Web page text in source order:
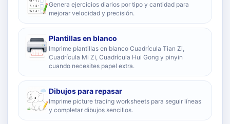
Genera ejercicios diarios por tipo y cantidad para
mejorar velocidad y precisión.
Plantillas en blanco
Imprime plantillas en blanco Cuadrícula Tian Zi,
Cuadrícula Mi Zi, Cuadrícula Hui Gong y pinyin
cuando necesites papel extra.
Dibujos para repasar
Imprime picture tracing worksheets para seguir líneas
y completar dibujos sencillos.